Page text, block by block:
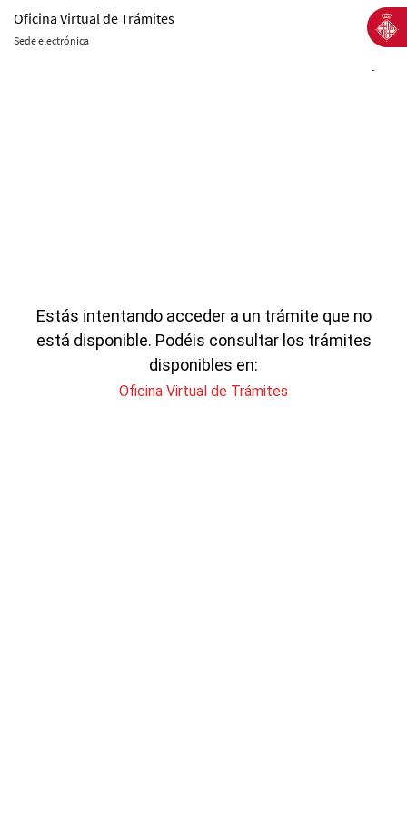
Oficina Virtual de Trámites
Sede electrónica
-
Estás intentando acceder a un trámite que no
está disponible. Podéis consultar los trámites
disponibles en:
Oficina Virtual de Trámites